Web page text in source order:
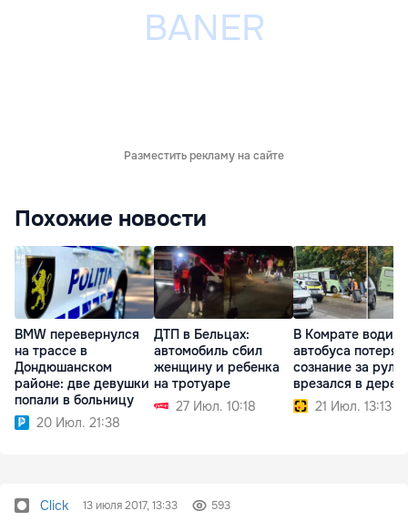
Разместить рекламу на сайте
Похожие новости
BMW перевернулся
на трассе в
Дондюшанском
районе: две девушки
попали в больницу
20 Июл. 21:38
ДТП в Бельцах:
автомобиль сбил
женщину и ребенка
на тротуаре
27 Июл. 10:18
В Комрате
автобуса потерял
сознание за
врезался в
21 Июл. 13:13
Click 13 июля 2017, 13:33 593